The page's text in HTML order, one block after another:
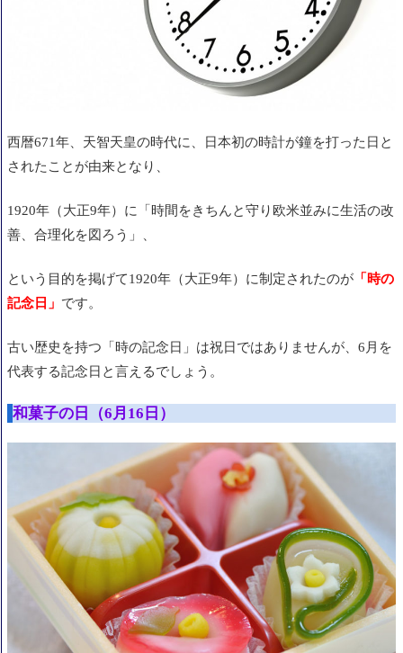
西暦671年、天智天皇の時代に、 日本初の時計が鐘を打った日 と
されたことが由来となり、
1920年（大正9年）に 「時間をきちんと守り 欧米並みに生活の改
善、合理化を図ろう」、
という目的を掲げて1920年（大正9年）に制定されたのが 「 時の
記念日」 です。
古い歴史を持つ「時の記念日」は祝日ではありませんが、6月を
代表する記念日と言えるでしょう。
和菓子の日（6月16日）